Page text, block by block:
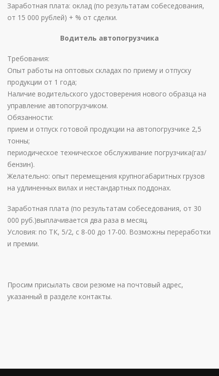
Заработная плата: оклад (по результатам собеседования,
от 15 000 рублей) + % от сделки.
Водитель автопогрузчика
Требования:
Опыт работы на оптовых складах по приему и отпуску
продукции от 1 года;
Наличие водительского удостоверения нового образца на
управление автопогрузчиком.
Обязанности:
прием и отпуск готовой продукции на автопогрузчике 2,5
тонны;
периодическое техническое обслуживание погрузчика(газ/
бензин).
Желательно: опыт перемещения крупногабаритных грузов
на удлиненных вилах и нестандартных поддонах.
Заработная плата (по результатам собеседования, от 30
000 руб.)выплачивается два раза в месяц.
Условия: по ТК, 5/2, с 8-00 до 17-00. Возможны переработки
и премии.
Просим присылать свои резюме на почтовый адрес,
указанный в разделе контакты.